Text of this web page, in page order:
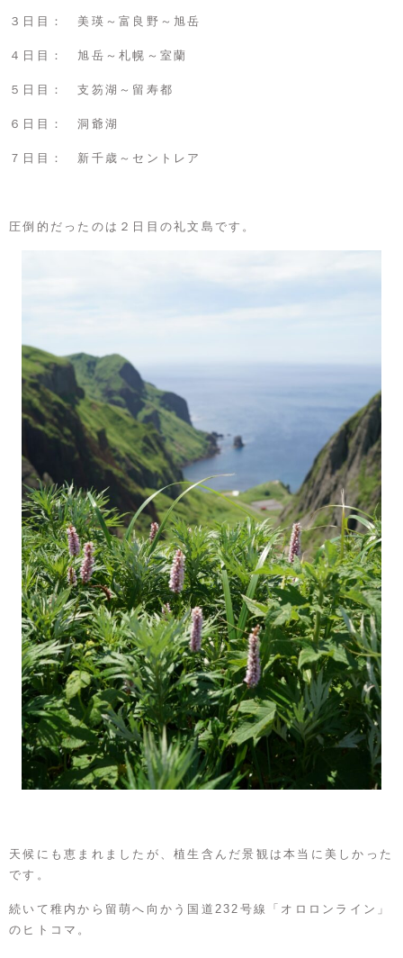
３日目： 美瑛～富良野～旭岳
４日目： 旭岳～札幌～室蘭
５日目： 支笏湖～留寿都
６日目： 洞爺湖
７日目： 新千歳～セントレア
圧倒的だったのは２日目の礼文島です。
天候にも恵まれましたが、植生含んだ景観は本当に美しかった
です。
続いて稚内から留萌へ向かう国道232号線「オロロンライン」
のヒトコマ。